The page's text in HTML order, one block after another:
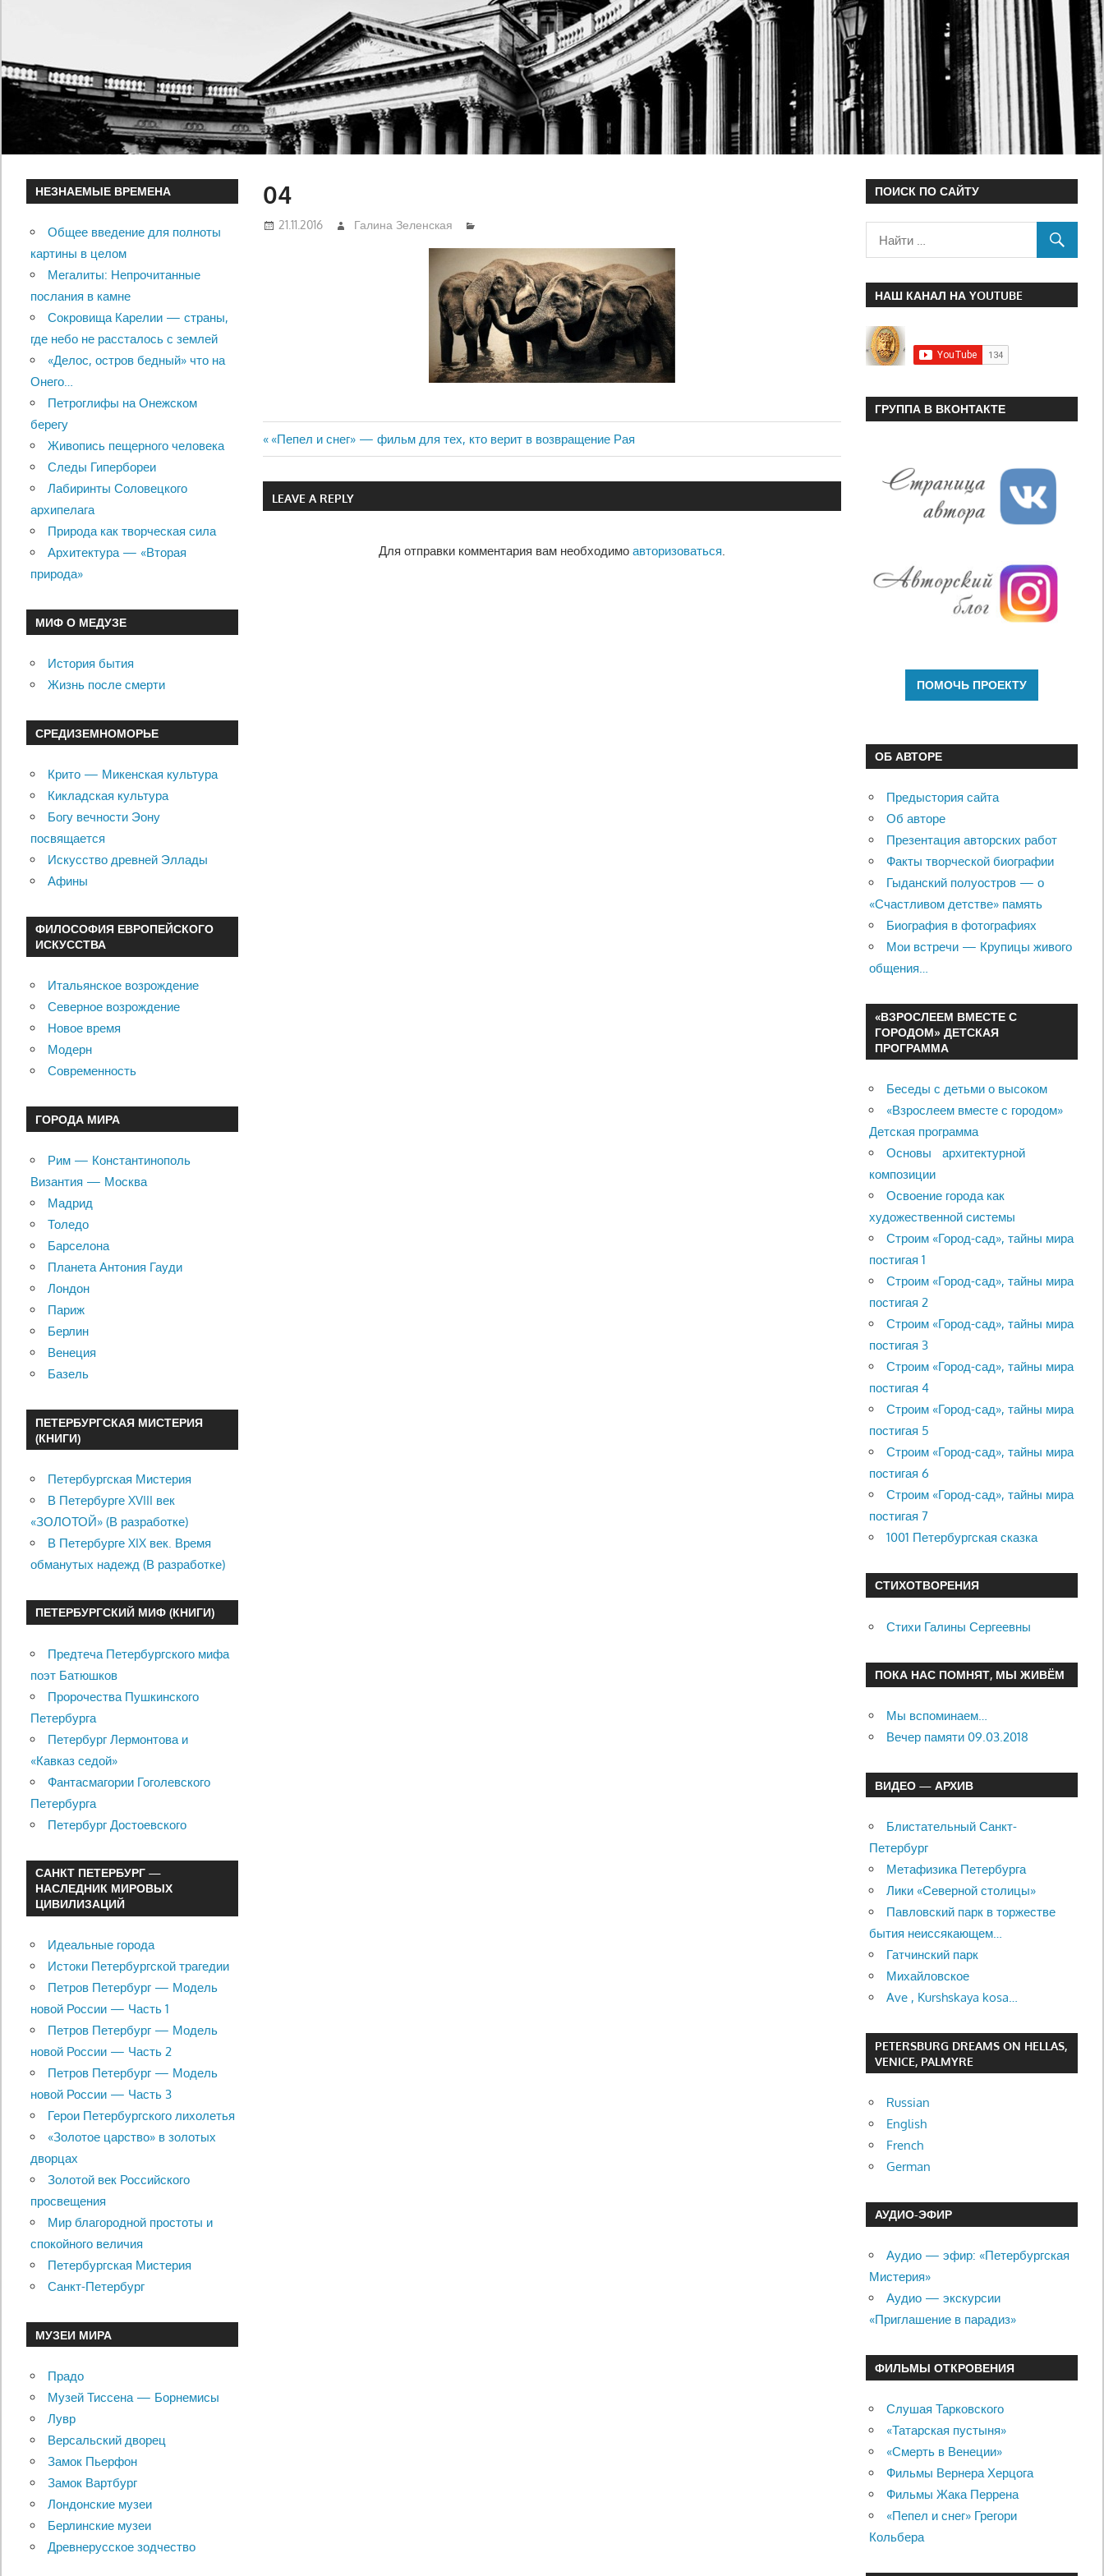
04
21.11.2016 Галина Зеленская
Навигация
по
Previous
Post:
«Пепел и снег» — фильм для тех, кто верит в возвращение Рая
LEAVE A REPLY
Для отправки комментария вам необходимо авторизоваться.
НЕЗНАЕМЫЕ ВРЕМЕНА
Общее введение для полноты
картины в целом
Мегалиты: Непрочитанные
послания в камне
Сокровища Карелии — страны,
где небо не рассталось с землей
«Делос, остров бедный» что на
Онего…
Петроглифы на Онежском
берегу
Живопись пещерного человека
Следы Гипербореи
Лабиринты Соловецкого
архипелага
Природа как творческая сила
Архитектура — «Вторая
природа»
МИФ О МЕДУЗЕ
История бытия
Жизнь после смерти
СРЕДИЗЕМНОМОРЬЕ
Крито — Микенская культура
Кикладская культура
Богу вечности Эону
посвящается
Искусство древней Эллады
Афины
ФИЛОСОФИЯ ЕВРОПЕЙСКОГО
ИСКУССТВА
Итальянское возрождение
Северное возрождение
Новое время
Модерн
Современность
ГОРОДА МИРА
Рим — Константинополь
Византия — Москва
Мадрид
Толедо
Барселона
Планета Антония Гауди
Лондон
Париж
Берлин
Венеция
Базель
ПЕТЕРБУРГСКАЯ МИСТЕРИЯ
(КНИГИ)
Петербургская Мистерия
В Петербурге XVIII век
«ЗОЛОТОЙ» (В разработке)
В Петербурге XIX век. Время
обманутых надежд (В разработке)
ПЕТЕРБУРГСКИЙ МИФ (КНИГИ)
Предтеча Петербургского мифа
поэт Батюшков
Пророчества Пушкинского
Петербурга
Петербург Лермонтова и
«Кавказ седой»
Фантасмагории Гоголевского
Петербурга
Петербург Достоевского
САНКТ ПЕТЕРБУРГ —
НАСЛЕДНИК МИРОВЫХ
ЦИВИЛИЗАЦИЙ
Идеальные города
Истоки Петербургской трагедии
Петров Петербург — Модель
новой России — Часть 1
Петров Петербург — Модель
новой России — Часть 2
Петров Петербург — Модель
новой России — Часть 3
Герои Петербургского лихолетья
«Золотое царство» в золотых
дворцах
Золотой век Российского
просвещения
Мир благородной простоты и
спокойного величия
Петербургская Мистерия
Санкт-Петербург
МУЗЕИ МИРА
Прадо
Музей Тиссена — Борнемисы
Лувр
Версальский дворец
Замок Пьерфон
Замок Вартбург
Лондонские музеи
Берлинские музеи
Древнерусское зодчество
ПОИСК ПО САЙТУ
НАШ КАНАЛ НА YOUTUBE
ГРУППА В ВКОНТАКТЕ
ОБ АВТОРЕ
Предыстория сайта
Об авторе
Презентация авторских работ
Факты творческой биографии
Гыданский полуостров — о
«Счастливом детстве» память
Биография в фотографиях
Мои встречи — Крупицы живого
общения…
«ВЗРОСЛЕЕМ ВМЕСТЕ С
ГОРОДОМ» ДЕТСКАЯ
ПРОГРАММА
Беседы с детьми о высоком
«Взрослеем вместе с городом»
Детская программа
Основы архитектурной
композиции
Освоение города как
художественной системы
Строим «Город-сад», тайны мира
постигая 1
Строим «Город-сад», тайны мира
постигая 2
Строим «Город-сад», тайны мира
постигая 3
Строим «Город-сад», тайны мира
постигая 4
Строим «Город-сад», тайны мира
постигая 5
Строим «Город-сад», тайны мира
постигая 6
Строим «Город-сад», тайны мира
постигая 7
1001 Петербургская сказка
СТИХОТВОРЕНИЯ
Стихи Галины Сергеевны
ПОКА НАС ПОМНЯТ, МЫ ЖИВЁМ
Мы вспоминаем…
Вечер памяти 09.03.2018
ВИДЕО — АРХИВ
Блистательный Санкт-
Петербург
Метафизика Петербурга
Лики «Северной столицы»
Павловский парк в торжестве
бытия неиссякающем…
Гатчинский парк
Михайловское
Ave , Kurshskaya kosa…
PETERSBURG DREAMS ON HELLAS,
VENICE, PALMYRE
Russian
English
French
German
АУДИО-ЭФИР
Аудио — эфир: «Петербургская
Мистерия»
Аудио — экскурсии
«Приглашение в парадиз»
ФИЛЬМЫ ОТКРОВЕНИЯ
Слушая Тарковского
«Татарская пустыня»
«Смерть в Венеции»
Фильмы Вернера Херцога
Фильмы Жака Перрена
«Пепел и снег» Грегори
Кольбера